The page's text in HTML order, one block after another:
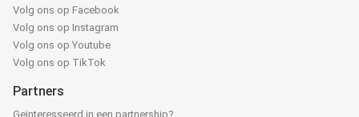
Volg ons op Facebook
Volg ons op Instagram
Volg ons op Youtube
Volg ons op TikTok
Partners
Geïnteresseerd in een partnership?